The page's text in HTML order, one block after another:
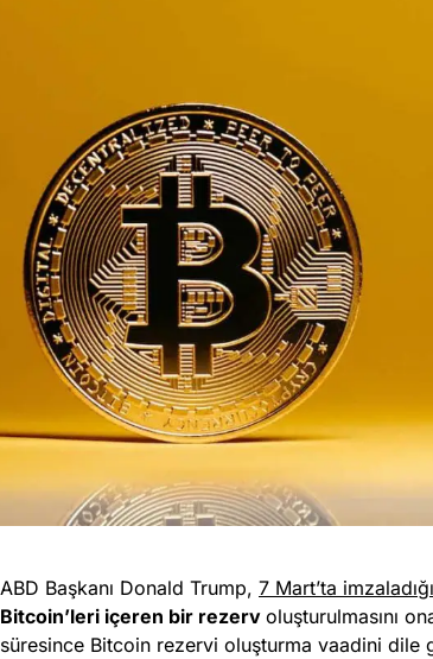
ABD Başkanı Donald Trump, 7 Mart’ta
Bitcoin’leri içeren bir rezerv oluşturulmasını
süresince Bitcoin rezervi oluşturma vaadini dile